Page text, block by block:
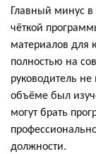
Главный минус
чёткой
материалов для
полностью на
руководитель
объёме был
могут брать
должности.